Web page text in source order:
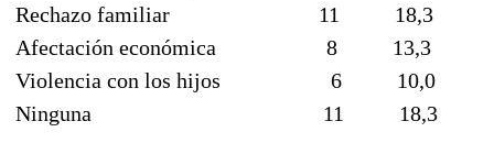
Rechazo familiar 11 18,3
Afectación económica 8 13,3
Violencia con los hijos 6 10,0
Ninguna 11 18,3